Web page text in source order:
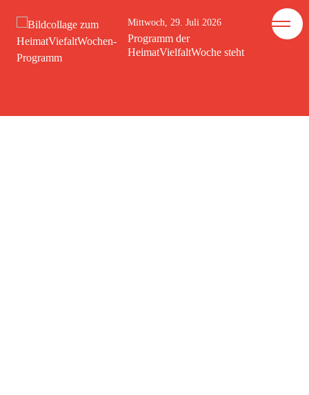
Mittwoch, 29. Juli 2026
Programm der
HeimatVielfaltWoche steht